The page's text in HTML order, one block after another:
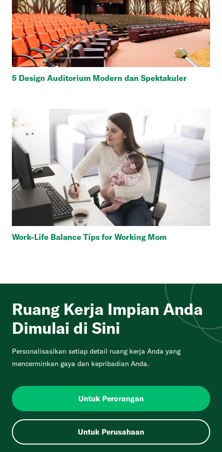
5 Design Auditorium Modern dan Spektakuler
Work-Life Balance Tips for Working Mom
Ruang Kerja Impian Anda
Dimulai di Sini
Personalisasikan setiap detail ruang kerja Anda yang
mencerminkan gaya dan kepribadian Anda.
Untuk Perorangan
Untuk Perusahaan